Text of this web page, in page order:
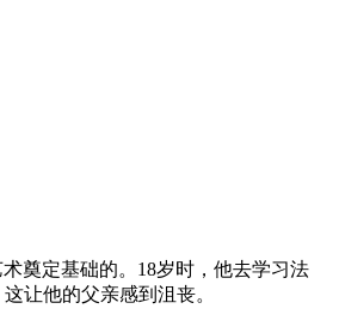
奠定基础的。18岁时，他去学习法
让他的父亲感到沮丧。